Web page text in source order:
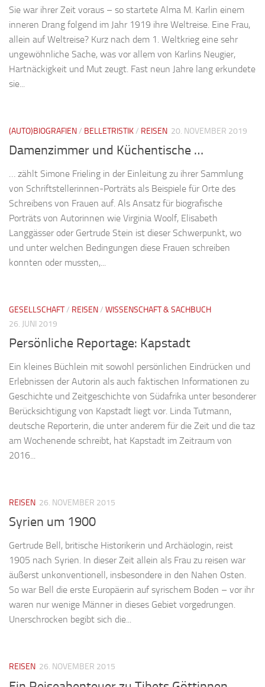
Sie war ihrer Zeit voraus – so startete Alma M. Karlin einem
inneren Drang folgend im Jahr 1919 ihre Weltreise. Eine Frau,
allein auf Weltreise? Kurz nach dem 1. Weltkrieg eine sehr
ungewöhnliche Sache, was vor allem von Karlins Neugier,
Hartnäckigkeit und Mut zeugt. Fast neun Jahre lang erkundete
sie...
(AUTO)BIOGRAFIEN/ BELLETRISTIK/ REISEN 20. NOVEMBER 2019
Damenzimmer und Küchentische …
… zählt Simone Frieling in der Einleitung zu ihrer Sammlung
von Schriftstellerinnen-Porträts als Beispiele für Orte des
Schreibens von Frauen auf. Als Ansatz für biografische
Porträts von Autorinnen wie Virginia Woolf, Elisabeth
Langgässer oder Gertrude Stein ist dieser Schwerpunkt, wo
und unter welchen Bedingungen diese Frauen schreiben
konnten oder mussten,...
GESELLSCHAFT/ REISEN/ WISSENSCHAFT & SACHBUCH
26. JUNI 2019
Persönliche Reportage: Kapstadt
Ein kleines Büchlein mit sowohl persönlichen Eindrücken und
Erlebnissen der Autorin als auch faktischen Informationen zu
Geschichte und Zeitgeschichte von Südafrika unter besonderer
Berücksichtigung von Kapstadt liegt vor. Linda Tutmann,
deutsche Reporterin, die unter anderem für die Zeit und die taz
am Wochen­ende schreibt, hat Kapstadt im Zeitraum von
2016...
REISEN 26. NOVEMBER 2015
Syrien um 1900
Gertrude Bell, britische Historikerin und Archäologin, reist
1905 nach Syrien. In dieser Zeit allein als Frau zu reisen war
äußerst unkonventionell, insbesondere in den Nahen Osten.
So war Bell die erste Europäerin auf syrischem Boden – vor ihr
waren nur wenige Männer in dieses Gebiet vorgedrungen.
Unerschrocken begibt sich die...
REISEN 26. NOVEMBER 2015